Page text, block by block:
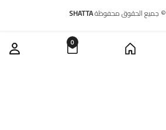
© جميع الحقوق محفوظةSHATTA
0